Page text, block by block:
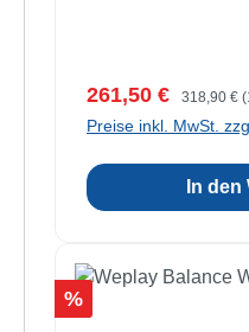
Verkaufspreis:
261,50 € Regulärer
318,90 €
Preise inkl. MwSt.
In
Rabatt
%